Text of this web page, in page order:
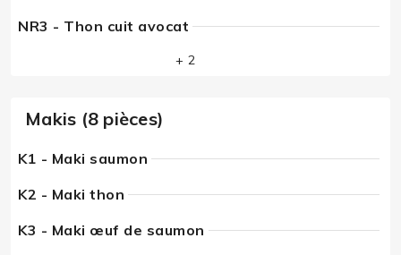
NR3 - Thon cuit avocat
+ 2
Makis (8 pièces)
K1 - Maki saumon
K2 - Maki thon
K3 - Maki œuf de saumon